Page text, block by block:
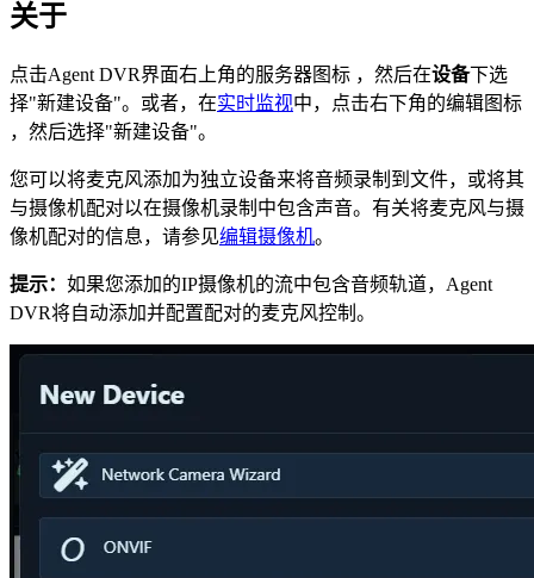
关于
点击Agent DVR界面右上角的服务器图标 ，然后在设备下选
择"新建设备"。或者，在实时监视中，点击右下角的编辑图标
，然后选择"新建设备"。
您可以将麦克风添加为独立设备来将音频录制到文件，或将其
与摄像机配对以在摄像机录制中包含声音。有关将麦克风与摄
像机配对的信息，请参见编辑摄像机。
提示： 如果您添加的IP摄像机的流中包含音频轨道，Agent
DVR将自动添加并配置配对的麦克风控制。